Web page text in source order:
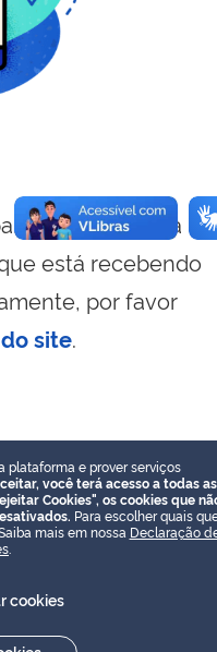
visualizar essa
está recebendo
por favor
site.
plataforma e prover serviços
você terá acesso a todas as
Cookies", os cookies que
Para escolher quais
mais em nossa Declaração
cookies